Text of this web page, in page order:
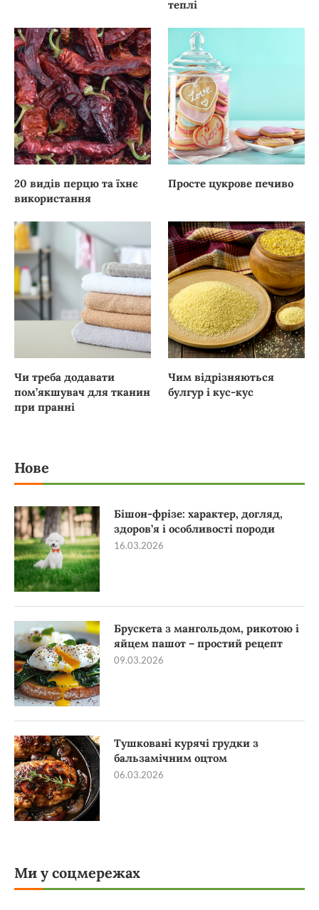
теплі
20 видів перцю та їхнє
використання
Просте цукрове печиво
Чи треба додавати
пом’якшувач для тканин
при пранні
Чим відрізняються
булгур і кус-кус
Нове
Бішон-фрізе: характер, догляд,
здоров’я і особливості породи
16.03.2026
Брускета з мангольдом, рикотою і
яйцем пашот – простий рецепт
09.03.2026
Тушковані курячі грудки з
бальзамічним оцтом
06.03.2026
Ми у соцмережах